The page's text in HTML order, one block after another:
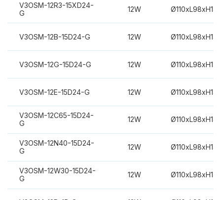
V3OSM-12R3-15XD24-
G
12W
V3OSM-12B-15D24-G 12W
V3OSM-12G-15D24-G 12W
V3OSM-12E-15D24-G 12W
V3OSM-12C65-15D24-
G
12W
V3OSM-12N40-15D24-
G
12W
V3OSM-12W30-15D24-
G
12W